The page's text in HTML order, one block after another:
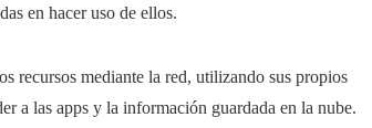
en hacer uso de ellos.
recursos mediante la red, utilizando sus propios
a las apps y la información guardada en la nube.